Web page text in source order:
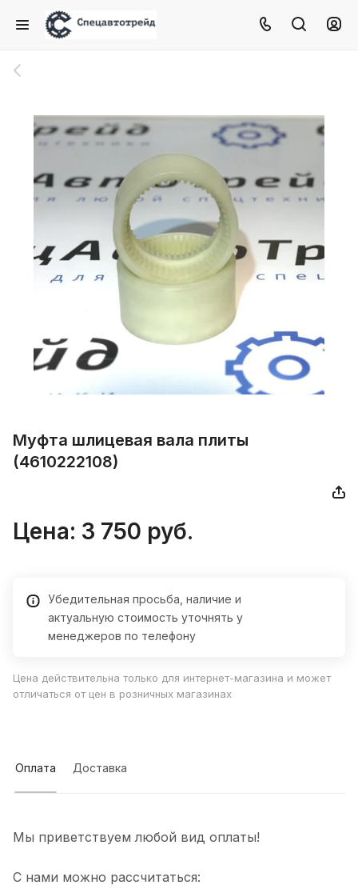
Mуфта шлицeвая вала плиты
(4610222108)
Цена: 3 750 руб.
Убедительная просьба, наличие и
актуальную стоимость уточнять у
менеджеров по телефону
Цена действительна только для интернет-магазина и может
отличаться от цен в розничных магазинах
Оплата Доставка
Мы приветствуем любой вид оплаты!
С нами можно рассчитаться: